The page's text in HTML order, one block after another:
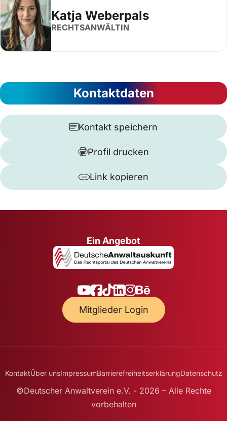
Katja Weberpals
RECHTSANWÄLTIN
Kontaktdaten
Kontakt speichern
Profil drucken
Link kopieren
Ein Angebot
Mitglieder Login
KontaktÜber unsImpressumBarrierefreiheitserklärungDatenschutz
©Deutscher Anwaltverein e.V. - 2026 – Alle Rechte
vorbehalten